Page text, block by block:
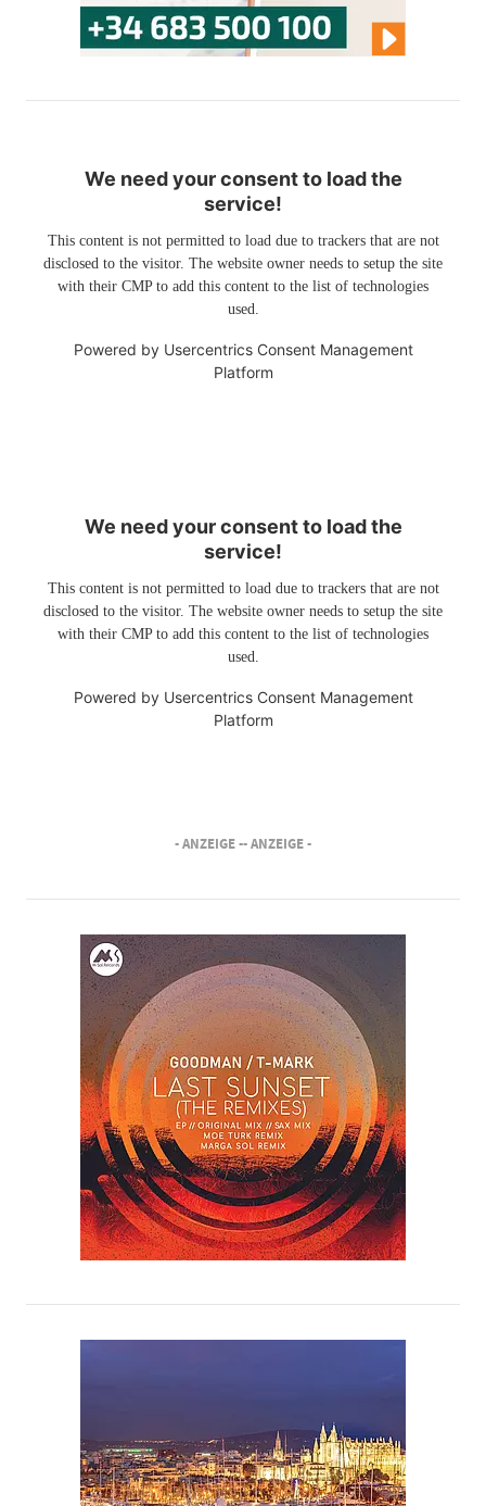
We need your consent to load the
service!
This content is not permitted to load due to trackers that are not
disclosed to the visitor. The website owner needs to setup the site
with their CMP to add this content to the list of technologies
used.
Powered by Usercentrics Consent Management
Platform
We need your consent to load the
service!
This content is not permitted to load due to trackers that are not
disclosed to the visitor. The website owner needs to setup the site
with their CMP to add this content to the list of technologies
used.
Powered by Usercentrics Consent Management
Platform
- ANZEIGE -- ANZEIGE -